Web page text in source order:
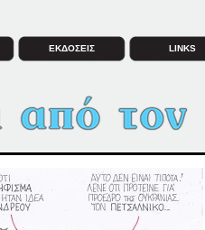
ΕΚΔΟΣΕΙΣ LINKS